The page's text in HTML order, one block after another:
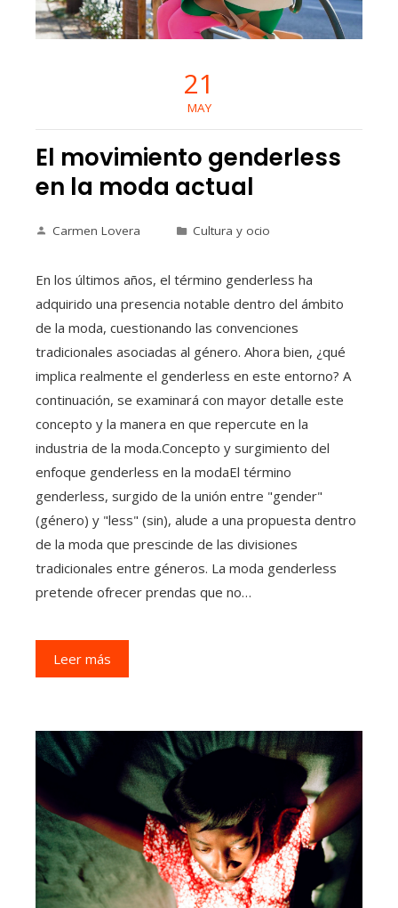
21
MAY
El movimiento genderless
en la moda actual
Carmen Lovera Cultura y ocio
En los últimos años, el término genderless ha
adquirido una presencia notable dentro del ámbito
de la moda, cuestionando las convenciones
tradicionales asociadas al género. Ahora bien, ¿qué
implica realmente el genderless en este entorno? A
continuación, se examinará con mayor detalle este
concepto y la manera en que repercute en la
industria de la moda.Concepto y surgimiento del
enfoque genderless en la modaEl término
genderless, surgido de la unión entre "gender"
(género) y "less" (sin), alude a una propuesta dentro
de la moda que prescinde de las divisiones
tradicionales entre géneros. La moda genderless
pretende ofrecer prendas que no…
Leer más